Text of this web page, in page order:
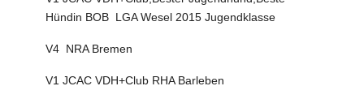
Hündin BOB LGA Wesel 2015 Jugendklasse
V4 NRA Bremen
V1 JCAC VDH+Club RHA Barleben